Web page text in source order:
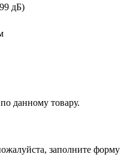
дБ)
данному товару.
заполните форму